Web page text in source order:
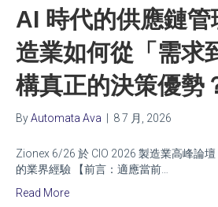
AI 時代的供應鏈
造業如何從「需求
構真正的決策優勢
ByAutomata Ava 8 7 月, 2026
Zionex 6/26 於 CIO 2026 製造業高峰論
的業界經驗 【前言：適應當前…
Read More